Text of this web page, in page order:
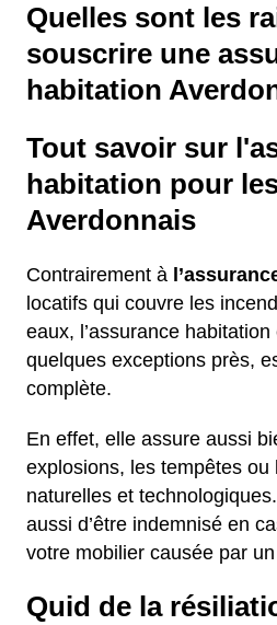
Quelles sont les
souscrire une
habitation
Tout savoir sur
habitation pour
Averdonnais
Contrairement à
locatifs qui couvre les
eaux, l’assurance
quelques exceptions près,
complète.
En effet, elle assure aussi
explosions, les tempêtes ou
naturelles et
aussi d’être indemnisé en
votre mobilier causée par
Quid de la